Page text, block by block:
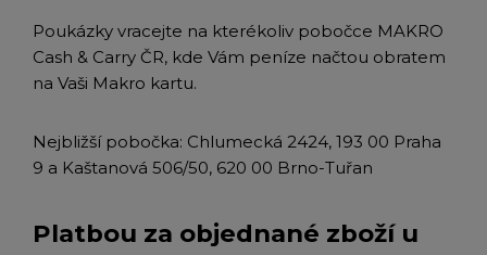
Poukázky vracejte na kterékoliv pobočce MAKRO
Cash & Carry ČR, kde Vám peníze načtou obratem
na Vaši Makro kartu.
Nejbližší pobočka: Chlumecká 2424, 193 00 Praha
9 a Kaštanová 506/50, 620 00 Brno-Tuřan
Platbou za objednané zboží u